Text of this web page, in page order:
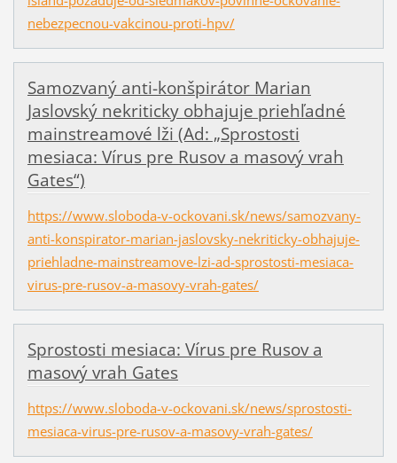
nebezpecnou-vakcinou-proti-hpv/
Samozvaný anti-konšpirátor Marian
Jaslovský nekriticky obhajuje priehľadné
mainstreamové lži (Ad: „Sprostosti
mesiaca: Vírus pre Rusov a masový vrah
Gates“)
https://www.sloboda-v-ockovani.sk/news/samozvany-
anti-konspirator-marian-jaslovsky-nekriticky-obhajuje-
priehladne-mainstreamove-lzi-ad-sprostosti-mesiaca-
virus-pre-rusov-a-masovy-vrah-gates/
Sprostosti mesiaca: Vírus pre Rusov a
masový vrah Gates
https://www.sloboda-v-ockovani.sk/news/sprostosti-
mesiaca-virus-pre-rusov-a-masovy-vrah-gates/